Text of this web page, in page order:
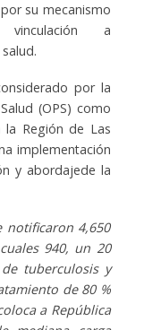
su mecanismo
a
por la
(OPS) como
la Región de Las
implementación
y abordajede la
notificaron 4,650
940, un 20
tuberculosis y
de 80 %
a República